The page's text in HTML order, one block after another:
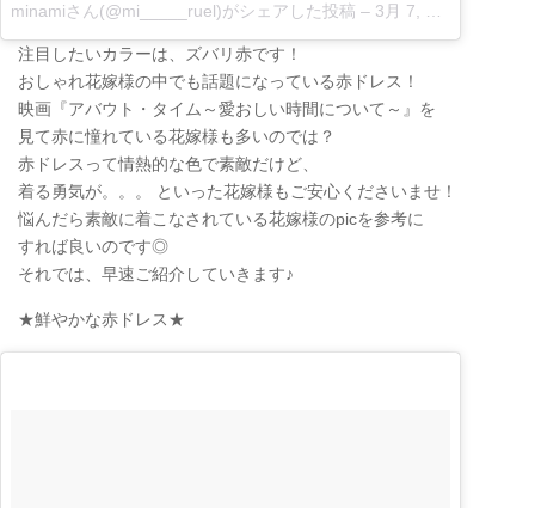
minamiさん(@mi_____ruel)がシェアした投稿 – 3月 7, 2018 at 12:49午前 PST
注目したいカラーは、ズバリ赤です！
おしゃれ花嫁様の中でも話題になっている赤ドレス！
映画『アバウト・タイム～愛おしい時間について～』を
見て赤に憧れている花嫁様も多いのでは？
赤ドレスって情熱的な色で素敵だけど、
着る勇気が。。。 といった花嫁様もご安心くださいませ！
悩んだら素敵に着こなされている花嫁様のpicを参考に
すれば良いのです◎
それでは、早速ご紹介していきます♪
★鮮やかな赤ドレス★